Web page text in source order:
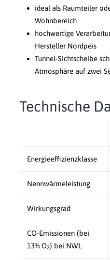
ideal als Raumteiler
Wohnbereich
hochwertige
Hersteller Nordpeis
Tunnel-Sichtscheibe
Atmosphäre auf zwei
Technische
Energieeffizienzklasse
Nennwärmeleistung
Wirkungsgrad
CO-Emissionen (bei
13% O2) bei NWL